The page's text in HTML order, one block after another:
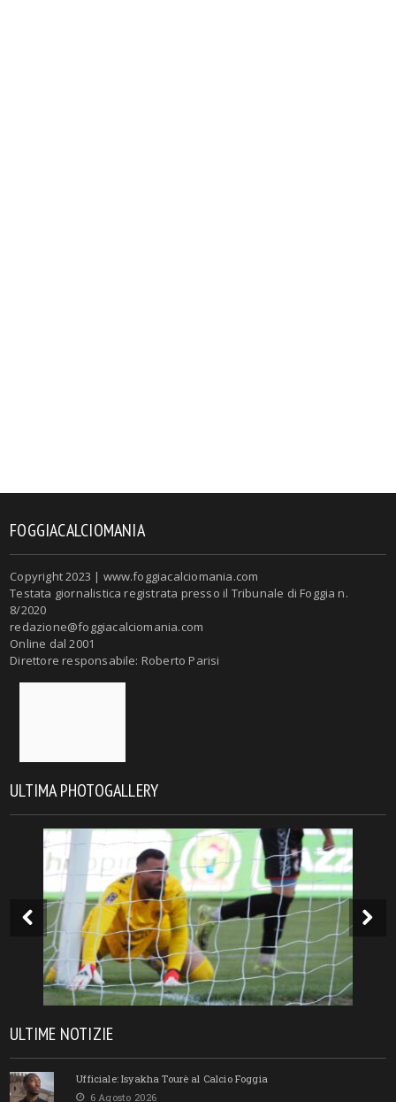
FOGGIACALCIOMANIA
Copyright 2023 | www.foggiacalciomania.com
Testata giornalistica registrata presso il Tribunale di Foggia n.
8/2020
redazione@foggiacalciomania.com
Online dal 2001
Direttore responsabile: Roberto Parisi
ULTIMA PHOTOGALLERY
ULTIME NOTIZIE
Ufficiale: Isyakha Tourè al Calcio Foggia
6 Agosto 2026